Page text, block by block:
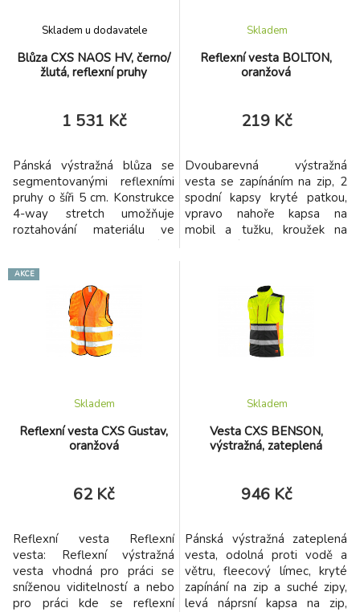
Blůza CXS NAOS HV, černo/
žlutá, reflexní pruhy
Skladem u dodavatele
1 531 Kč
Pánská výstražná blůza se
segmentovanými reflexními
pruhy o šíři 5 cm. Konstrukce
4-way stretch umožňuje
roztahování materiálu ve
Reflexní vesta BOLTON,
oranžová
Skladem
219 Kč
Dvoubarevná výstražná
vesta se zapínáním na zip, 2
spodní kapsy kryté patkou,
vpravo nahoře kapsa na
mobil a tužku, kroužek na
těla i přes ramena. Moderní a
víceučelový design zajišťuje
bezpečnost, pohodlí i
praktičnost. Spodní modrá
část vesty chrání vestu, aby
AKCE
Reflexní vesta CXS Gustav,
oranžová
Skladem
62 Kč
Reflexní vesta Reflexní
vesta: Reflexní výstražná
vesta vhodná pro práci se
sníženou viditelností a nebo
pro práci kde se reflexní
Vesta CXS BENSON,
výstražná, zateplená
Skladem
946 Kč
Pánská výstražná zateplená
vesta, odolná proti vodě a
větru, fleecový límec, kryté
zapínání na zip a suché zipy,
levá náprsní kapsa na zip,